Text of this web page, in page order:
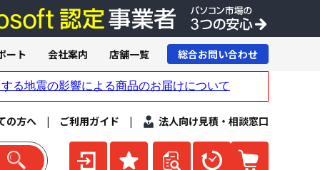
の方へ | ご利用ガイド | 法人向け見積・相談窓口
ート 会社案内 店舗一覧 総合お問い合わせ